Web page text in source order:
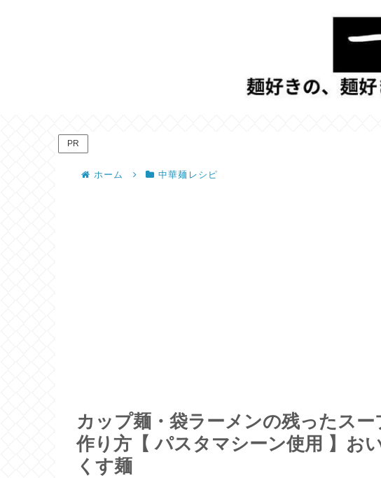
PR
ホーム 中華麺レシピ
カップ麺・袋ラーメンの残ったス
作り方【 パスタマシーン使用 】お
くす麺